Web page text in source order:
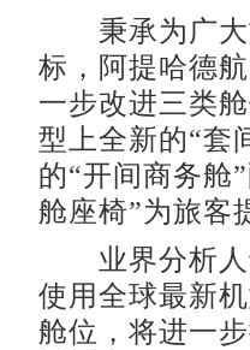
秉承为广大
标，阿提哈德
一步改进三类
型上全新的“套
的“开间商务舱
舱座椅”为旅客
业界分析人
使用全球最新
舱位，将进一